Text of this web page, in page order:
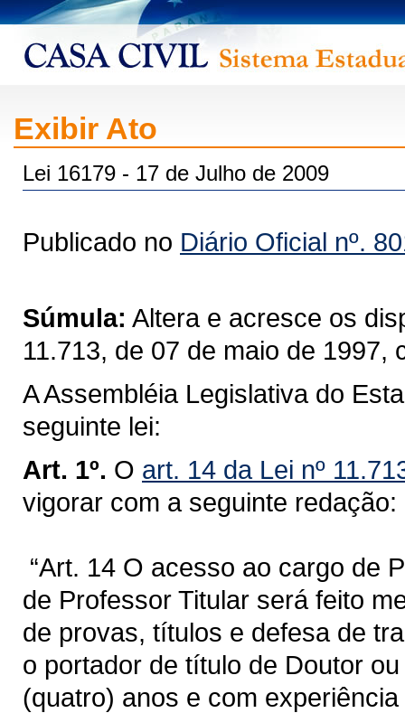
Exibir Ato
Lei 16179 - 17 de Julho de 2009
Publicado no Diário Oficial nº.
Súmula: Altera e acresce os
11.713, de 07 de maio de 1997,
A Assembléia Legislativa do
seguinte lei:
Art. 1º. O art. 14 da Lei nº
vigorar com a seguinte redação:
“Art. 14 O acesso ao cargo de
de Professor Titular será feito
de provas, títulos e defesa de
o portador de título de Doutor
(quatro) anos e com